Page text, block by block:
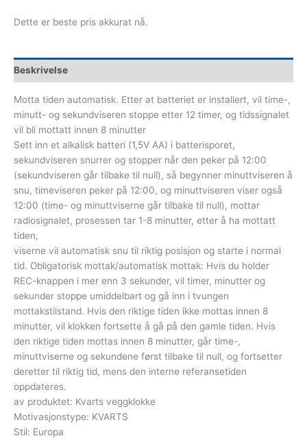
Dette er beste pris akkurat nå.
Beskrivelse
Motta tiden automatisk. Etter at batteriet er installert, vil time-,
minutt- og sekundviseren stoppe etter 12 timer, og tidssignalet
vil bli mottatt innen 8 minutter
Sett inn et alkalisk batteri (1,5V AA) i batterisporet,
sekundviseren snurrer og stopper når den peker på 12:00
(sekundviseren går tilbake til null), så begynner minuttviseren å
snu, timeviseren peker på 12:00, og minuttviseren viser også
12:00 (time- og minuttviserne går tilbake til null), mottar
radiosignalet, prosessen tar 1-8 minutter, etter å ha mottatt
tiden,
viserne vil automatisk snu til riktig posisjon og starte i normal
tid. Obligatorisk mottak/automatisk mottak: Hvis du holder
REC-knappen i mer enn 3 sekunder, vil timer, minutter og
sekunder stoppe umiddelbart og gå inn i tvungen
mottakstilstand. Hvis den riktige tiden ikke mottas innen 8
minutter, vil klokken fortsette å gå på den gamle tiden. Hvis
den riktige tiden mottas innen 8 minutter, går time-,
minuttviserne og sekundene først tilbake til null, og fortsetter
deretter til riktig tid, mens den interne referansetiden
oppdateres.
av produktet: Kvarts veggklokke
Motivasjonstype: KVARTS
Stil: Europa